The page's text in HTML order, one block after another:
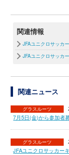
関連情報
JFAユニクロサッカ
JFAユニクロサッカ
関連ニュース
グラスルーツ
7月5日(金)から参加
グラスルーツ
JFAユニクロサッカ